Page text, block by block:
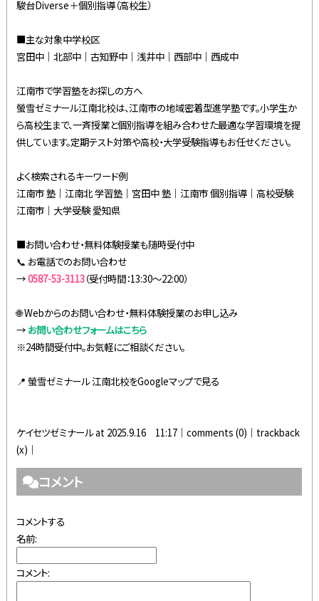
駿台Diverse＋個別指導（高校生）
■主な対象中学校区
宮田中｜北部中｜古知野中｜浅井中｜西部中｜西成中
江南市で学習塾をお探しの方へ
螢雪ゼミナール江南北校は、江南市の地域密着型進学塾です。小学生か
ら高校生まで、一斉授業と個別指導を組み合わせた最適な学習環境を提
供しています。定期テスト対策や高校・大学受験指導もお任せください。
よく検索されるキーワード例
江南市 塾｜江南北 学習塾｜宮田中 塾｜江南市 個別指導｜高校受験
江南市｜大学受験 愛知県
■お問い合わせ・無料体験授業も随時受付中
📞 お電話でのお問い合わせ
→0587-53-3113（受付時間：13:30〜22:00）
🌐 Webからのお問い合わせ・無料体験授業のお申し込み
→ お問い合わせフォームはこちら
※24時間受付中。お気軽にご相談ください。
📍螢雪ゼミナール 江南北校をGoogleマップで見る
ケイセツゼミナール at 2025.9.16 11:17│comments (0) │trackback
(x)│
コメント
コメントする
名前:
コメント: